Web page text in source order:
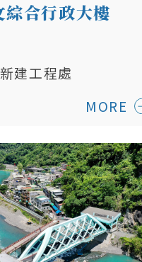
綜合行政大樓
建工程處
MORE